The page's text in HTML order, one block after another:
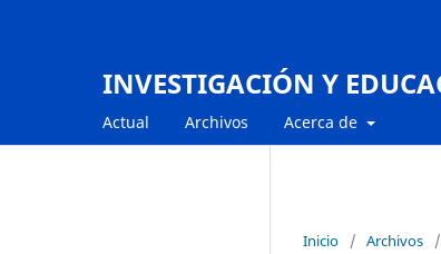
INVESTIGACIÓN Y
Actual Archivos Acerca de
Inicio / Archivos /